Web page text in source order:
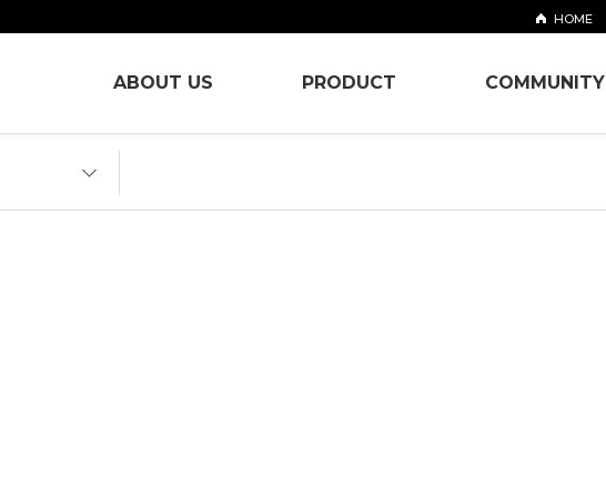
HOME
ABOUT US PRODUCT COMMUNITY